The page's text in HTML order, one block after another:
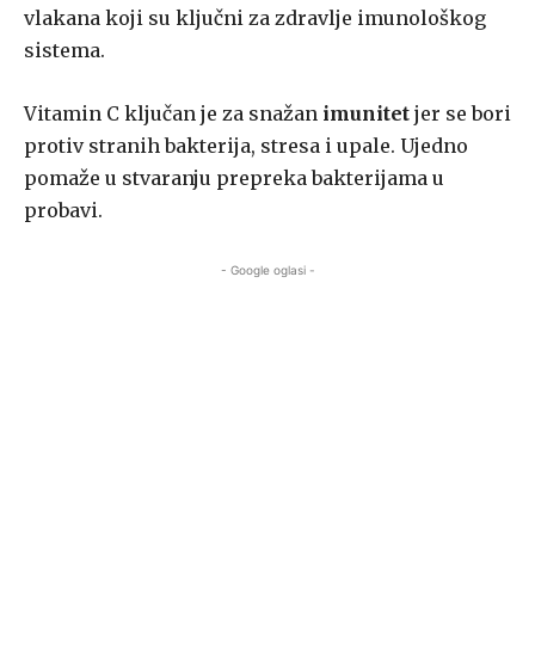
vlakana koji su ključni za zdravlje imunološkog
sistema.
Vitamin C ključan je za snažan imunitet jer se bori
protiv stranih bakterija, stresa i upale. Ujedno
pomaže u stvaranju prepreka bakterijama u
probavi.
- Google oglasi -